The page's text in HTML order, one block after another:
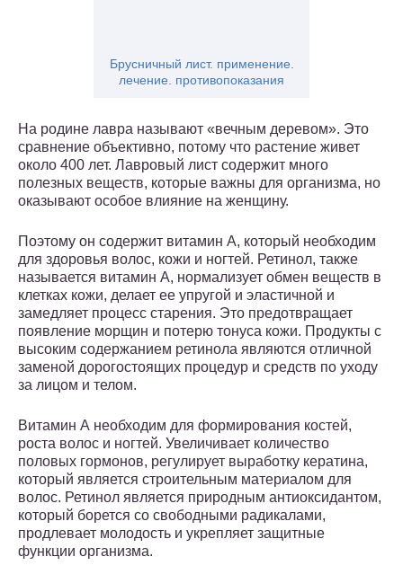
Брусничный лист. применение.
лечение. противопоказания
На родине лавра называют «вечным деревом». Это
сравнение объективно, потому что растение живет
около 400 лет. Лавровый лист содержит много
полезных веществ, которые важны для организма, но
оказывают особое влияние на женщину.
Поэтому он содержит витамин А, который необходим
для здоровья волос, кожи и ногтей. Ретинол, также
называется витамин А, нормализует обмен веществ в
клетках кожи, делает ее упругой и эластичной и
замедляет процесс старения. Это предотвращает
появление морщин и потерю тонуса кожи. Продукты с
высоким содержанием ретинола являются отличной
заменой дорогостоящих процедур и средств по уходу
за лицом и телом.
Витамин А необходим для формирования костей,
роста волос и ногтей. Увеличивает количество
половых гормонов, регулирует выработку кератина,
который является строительным материалом для
волос. Ретинол является природным антиоксидантом,
который борется со свободными радикалами,
продлевает молодость и укрепляет защитные
функции организма.